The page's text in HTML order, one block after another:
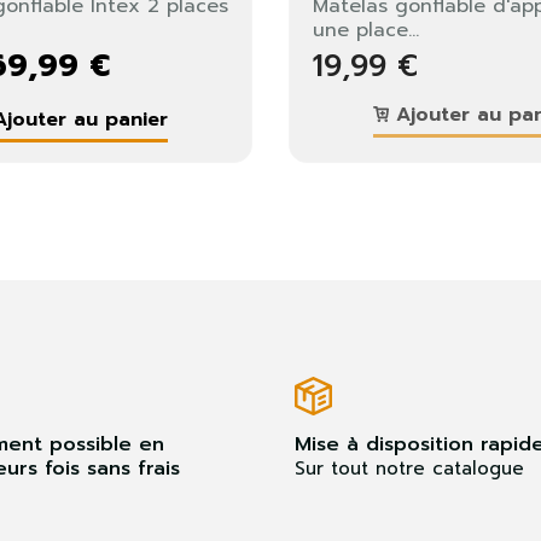
Intex 2 places
€
au panier
Matelas gonflable
une place...
19,99 €
Ajouter au
possible en
fois sans frais
Mise à disposition
Sur tout notre catalogue